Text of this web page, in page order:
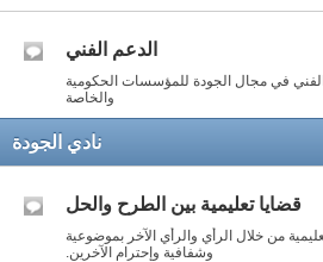
الدعم الفني
في مجال الجودة للمؤسسات الحكومية
والخاصة
نادي الجودة
قضايا تعليمية بين الطرح والحل
من خلال الرأي والرأي الآخر بموضوعية
وشفافية وإحترام الآخرين.